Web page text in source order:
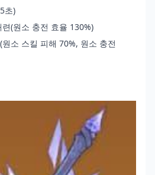
초)
련(원소 충전 효율 130%)
원소 스킬 피해 70%, 원소 충전